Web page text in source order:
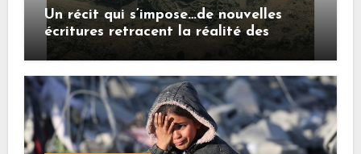
Un récit qui s’impose…de nouvelles
écritures retracent la réalité des
crimes sionistes à Gaza